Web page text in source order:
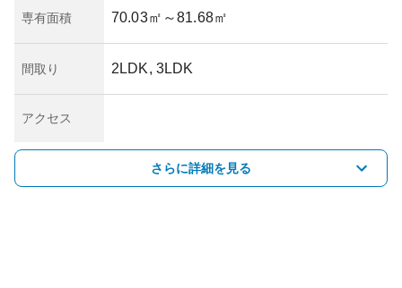
専有面積 70.03㎡ ～81.68㎡
間取り 2LDK, 3LDK
アクセス
さらに詳細を見る